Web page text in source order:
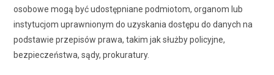
osobowe mogą być udostępniane podmiotom, organom lub
instytucjom uprawnionym do uzyskania dostępu do danych na
podstawie przepisów prawa, takim jak służby policyjne,
bezpieczeństwa, sądy, prokuratury.